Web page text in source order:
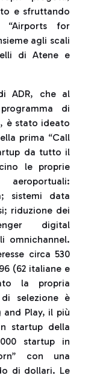
e sfruttando
“Airports for
agli scali
di Atene e
ADR, che al
di
è stato ideato
prima “Call
da tutto il
le proprie
sistemi data
riduzione dei
digital
omnichannel.
circa 530
(62 italiane e
la propria
di selezione è
Play, il più
startup della
startup in
con una
di dollari. Le